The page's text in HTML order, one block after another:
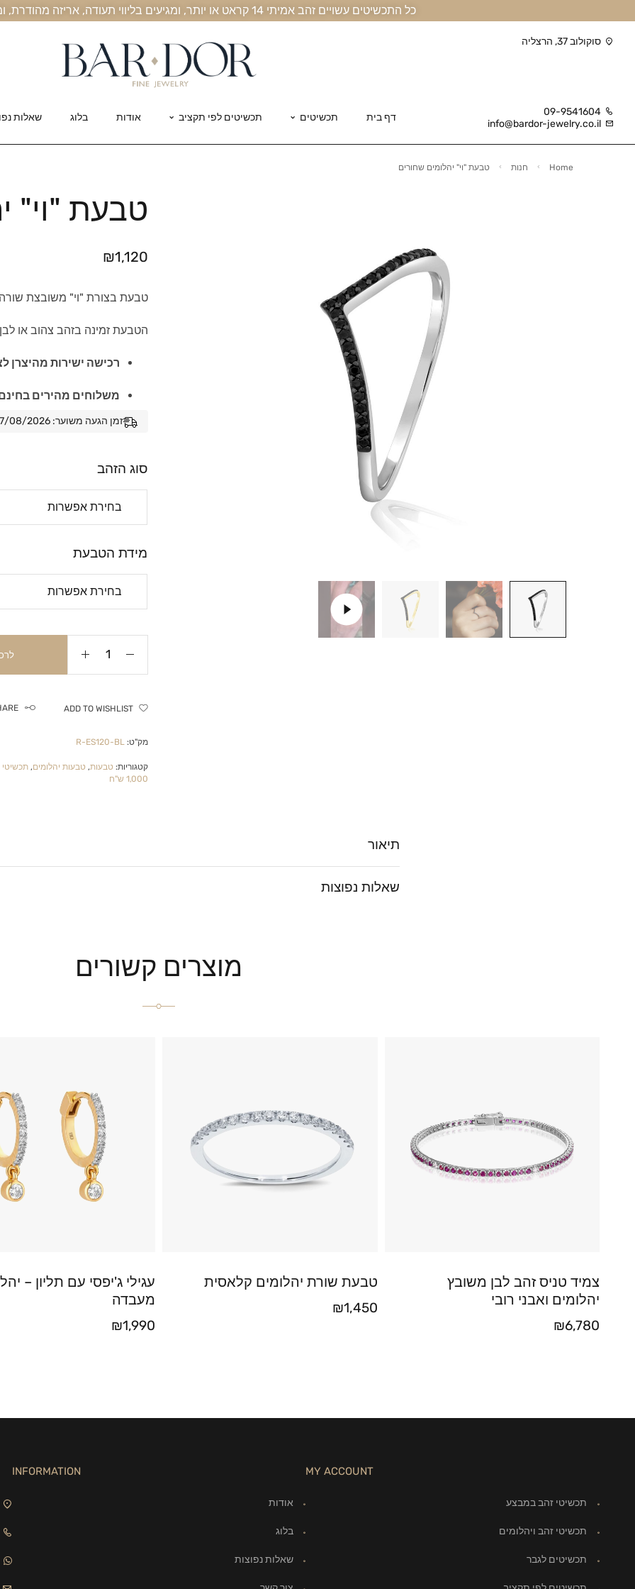
כל התכשיטים עשויים זהב אמיתי 14 קראט או יותר, ומגיעים בליווי תעודה, אריזה מהודרת, ומשלוח חינם עד הבית
סוקולוב 37, הרצליה
09-9541604
info@bardor-jewelry.co.il
דף בית תכשיטים תכשיטים לפי תקציב אודות בלוג שאלות
Home חנות טבעת "וי" יהלומים שחורים
טבעת "וי"
₪1,120
טבעת בצורת "וי" משובצת
הטבעת זמינה בזהב צהוב או
רכישה ישירות מהיצרן
משלוחים מהירים
זמן הגעה משוער: 07/08/2026 - 14/08/2026
סוג הזהב
מידת הטבעת
ADD TO WISHLIST
מק"ט: R-ES120-BL
קטגוריות: טבעות, טבעות יהלומים,
1,000 ש"ח
תיאור
שאלות נפוצות
מוצרים קשורים
צמיד טניס זהב לבן משובץ
יהלומים ואבני רובי
₪6,780
טבעת שורת יהלומים קלאסית
₪1,450
עגילי ג'יפסי עם תליון –
מעבדה
₪1,990
MY ACCOUNT
תכשיטי זהב במבצע
תכשיטי זהב ויהלומים
תכשיטים לגבר
INFORMATION
אודות
בלוג
שאלות נפוצות